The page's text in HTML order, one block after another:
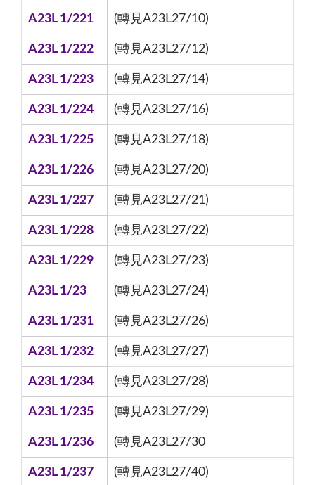
A23L 1/221 (轉見A23L27/10)
A23L 1/222 (轉見A23L27/12)
A23L 1/223 (轉見A23L27/14)
A23L 1/224 (轉見A23L27/16)
A23L 1/225 (轉見A23L27/18)
A23L 1/226 (轉見A23L27/20)
A23L 1/227 (轉見A23L27/21)
A23L 1/228 (轉見A23L27/22)
A23L 1/229 (轉見A23L27/23)
A23L 1/23 (轉見A23L27/24)
A23L 1/231 (轉見A23L27/26)
A23L 1/232 (轉見A23L27/27)
A23L 1/234 (轉見A23L27/28)
A23L 1/235 (轉見A23L27/29)
A23L 1/236 (轉見A23L27/30
A23L 1/237 (轉見A23L27/40)